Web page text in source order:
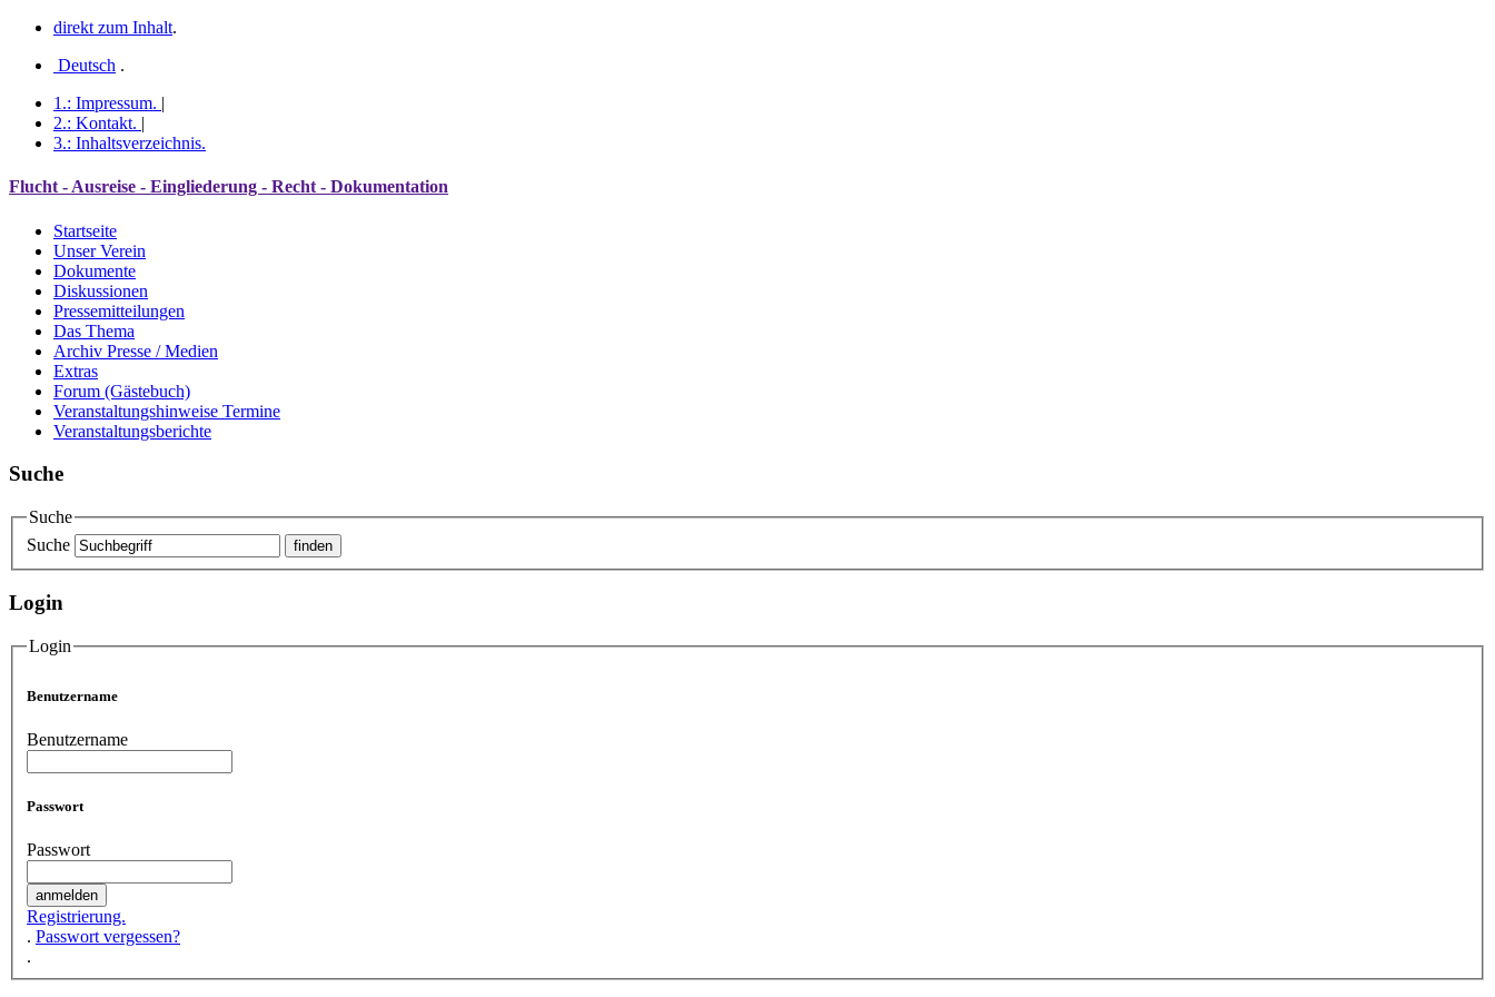
direkt zum Inhalt.
Deutsch .
1.: Impressum. |
2.: Kontakt. |
3.: Inhaltsverzeichnis.
Flucht - Ausreise - Eingliederung - Recht - Dokumentation
Startseite
Unser Verein
Dokumente
Diskussionen
Pressemitteilungen
Das Thema
Archiv Presse / Medien
Extras
Forum (Gästebuch)
Veranstaltungshinweise Termine
Veranstaltungsberichte
Suche
Suche
Suche
Login
Login
Benutzername
Benutzername
Passwort
Passwort
Registrierung.
. Passwort vergessen?
.